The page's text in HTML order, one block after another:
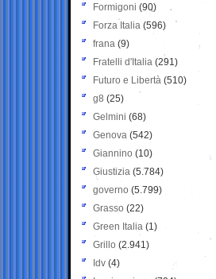
Formigoni (90)
Forza Italia (596)
frana (9)
Fratelli d'Italia (291)
Futuro e Libertà (510)
g8 (25)
Gelmini (68)
Genova (542)
Giannino (10)
Giustizia (5.784)
governo (5.799)
Grasso (22)
Green Italia (1)
Grillo (2.941)
Idv (4)